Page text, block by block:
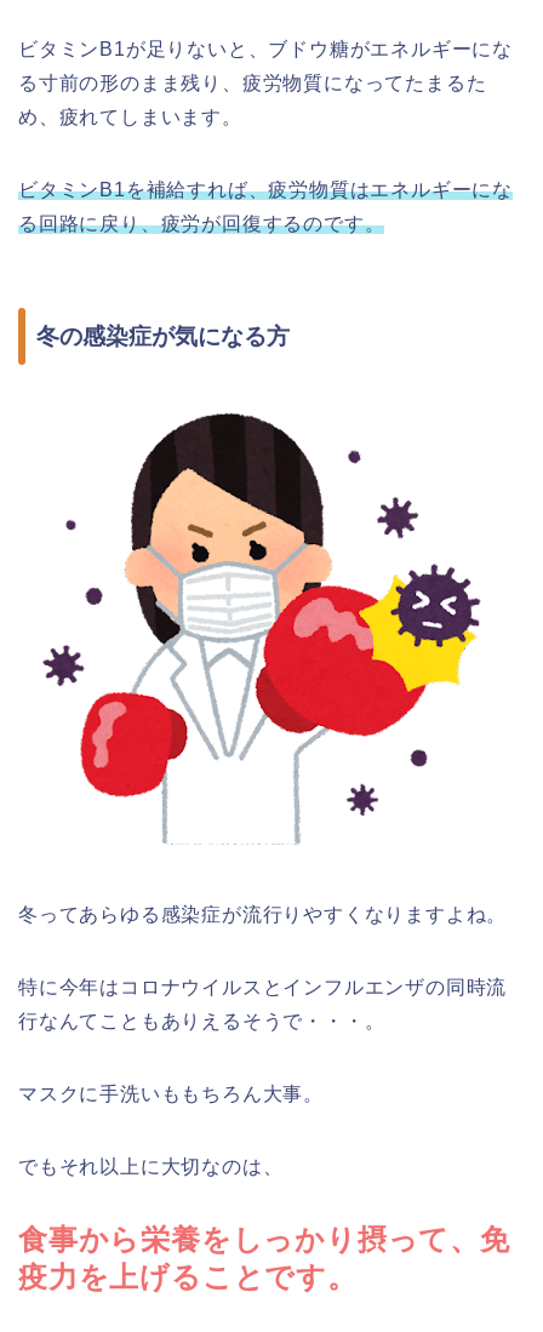
ビタミンB1が足りないと、ブドウ糖がエネルギーにな
る寸前の形のまま残り、疲労物質になってたまるた
め、疲れてしまいます。
ビタミンB1を補給すれば、疲労物質はエネルギーにな
る回路に戻り、疲労が回復するのです。
冬の感染症が気になる方
冬ってあらゆる感染症が流行りやすくなりますよね。
特に今年はコロナウイルスとインフルエンザの同時流
行なんてこともありえるそうで・・・。
マスクに手洗いももちろん大事。
でもそれ以上に大切なのは、
食事から栄養をしっかり摂って、免
疫力を上げることです。